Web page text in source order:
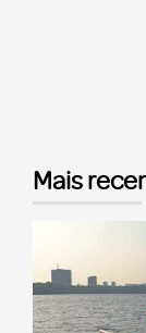
Mais